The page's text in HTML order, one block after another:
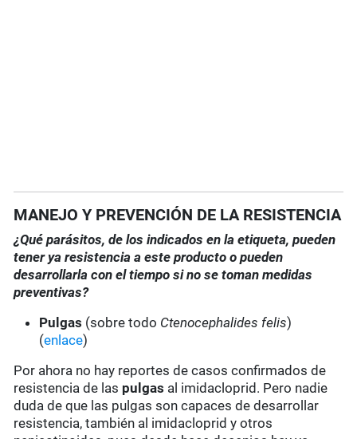
MANEJO Y PREVENCIÓN DE LA RESISTENCIA
¿Qué parásitos, de los indicados en la etiqueta, pueden
tener ya resistencia a este producto o pueden
desarrollarla con el tiempo si no se toman medidas
preventivas?
Pulgas (sobre todo Ctenocephalides felis)
(enlace)
Por ahora no hay reportes de casos confirmados de
resistencia de las pulgas al imidacloprid. Pero nadie
duda de que las pulgas son capaces de desarrollar
resistencia, también al imidacloprid y otros